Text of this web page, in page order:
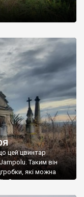
цей цвинтар
Таким він
які можна
Загалом цвинтар